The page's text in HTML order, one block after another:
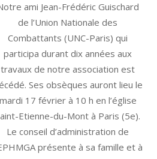
ami Jean-Frédéric Guischard
de l’Union Nationale des
Combattants (UNC-Paris) qui
participa durant dix années aux
travaux de notre association est
Ses obsèques auront lieu le
mardi 17 février à 10 h en l’église
Etienne-du-Mont à Paris (5e).
Le conseil d’administration de
présente à sa famille et à